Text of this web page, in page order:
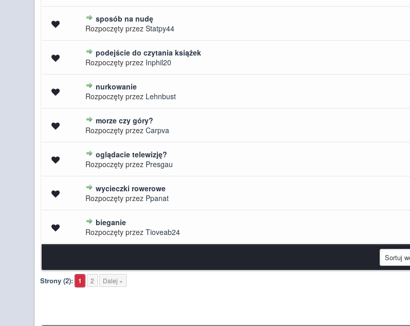
sposób na nudę
Rozpoczęty przez Statpy44
0 głosów - średnia ocena: 0 na 5 gwiazdek
podejście do czytania książek
Rozpoczęty przez Inphil20
0 głosów - średnia ocena: 0 na 5 gwiazdek
nurkowanie
Rozpoczęty przez Lehnbust
0 głosów - średnia ocena: 0 na 5 gwiazdek
morze czy góry?
Rozpoczęty przez Carpva
0 głosów - średnia ocena: 0 na 5 gwiazdek
oglądacie telewizję?
Rozpoczęty przez Presgau
0 głosów - średnia ocena: 0 na 5 gwiazdek
wycieczki rowerowe
Rozpoczęty przez Ppanat
0 głosów - średnia ocena: 0 na 5 gwiazdek
bieganie
Rozpoczęty przez Tioveab24
0 głosów - średnia ocena: 0 na 5 gwiazdek
Strony (2): 1 2 Dalej »